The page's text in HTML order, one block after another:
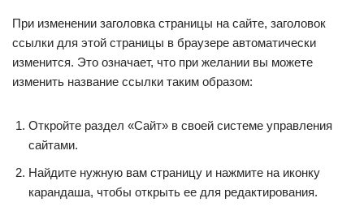
При изменении заголовка страницы на сайте, заголовок
ссылки для этой страницы в браузере автоматически
изменится. Это означает, что при желании вы можете
изменить название ссылки таким образом:
Откройте раздел «Сайт» в своей системе управления
сайтами.
Найдите нужную вам страницу и нажмите на иконку
карандаша, чтобы открыть ее для редактирования.